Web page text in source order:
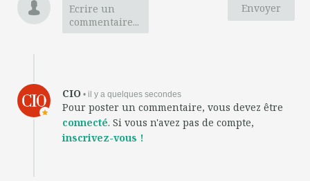
Envoyer
Ecrire un
commentaire...
CIO • il y a quelques secondes
Pour poster un commentaire, vous devez être
connecté. Si vous n'avez pas de compte,
inscrivez-vous !